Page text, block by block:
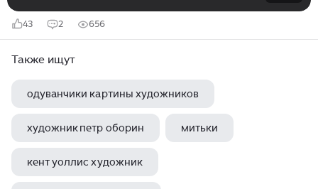
43 2 656
Также ищут
одуванчики картины художников
художник петр оборин митьки
кент уоллис художник